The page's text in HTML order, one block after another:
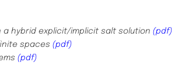
a hybrid explicit/implicit salt solution (pdf)
spaces (pdf)
(pdf)